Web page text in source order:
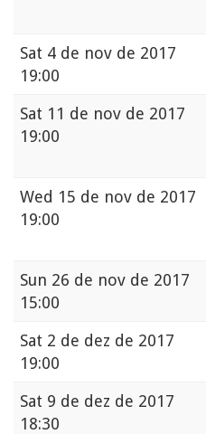
Sat 4 de nov de 2017
19:00
Sat 11 de nov de 2017
19:00
Wed 15 de nov de 2017
19:00
Sun 26 de nov de 2017
15:00
Sat 2 de dez de 2017
19:00
Sat 9 de dez de 2017
18:30